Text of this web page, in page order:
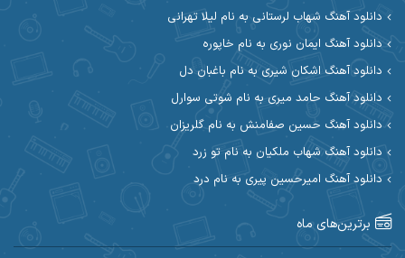
آوات بوکانی آوات یگانه
آیت احمدنژاد
ابراهیم شمس ابوالحسن جاویدان
ابی حسینی
احسان آیینفر احسان اصغری
احسان امیدوار
دانلود آهنگ شهاب لرستانی به نام لیلا تهرانی
دانلود آهنگ ایمان نوری به نام خاپوره
دانلود آهنگ اشکان شیری به نام باغبان دل
دانلود آهنگ حامد میری به نام شوتی سوارل
دانلود آهنگ حسین صفامنش به نام گلریزان
دانلود آهنگ شهاب ملکیان به نام تو زرد
دانلود آهنگ امیرحسین پیری به نام درد
برترین‌های ماه